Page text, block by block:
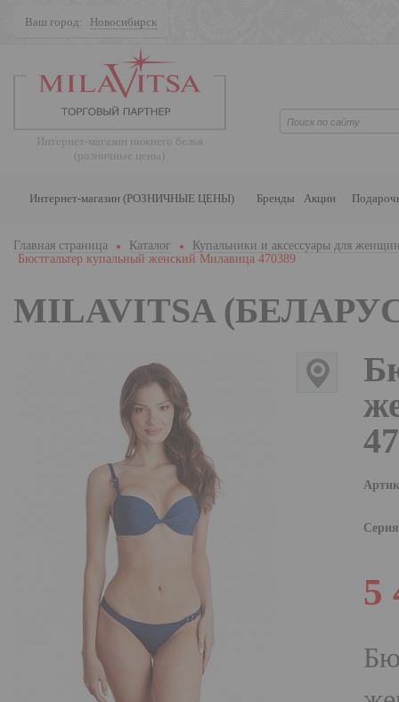
Ваш город: Новосибирск
Интернет-магазин нижнего белья
(розничные цены)
Интернет-магазин (РОЗНИЧНЫЕ ЦЕНЫ) Бренды Акции
Главная страница Каталог
Купальники и аксессуары для
Бюстгальтер купальный женский Милавица 470389
MILAVITSA
5